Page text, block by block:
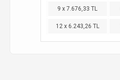
9 x 7.676,33 TL
12 x 6.243,26 TL